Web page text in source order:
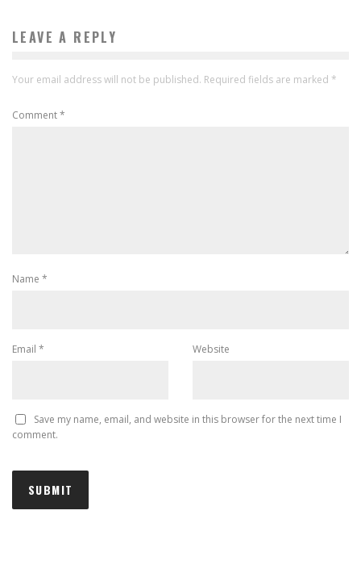
LEAVE A REPLY
Your email address will not be published. Required fields are marked *
Comment*
Name *
Email * Website
Save my name, email, and website in this browser for the next time I
comment.